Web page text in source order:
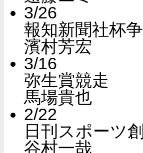
3/26
報知新聞社杯
濱村芳宏
3/16
弥生賞競走
馬場貴也
2/22
日刊スポーツ
谷村一哉